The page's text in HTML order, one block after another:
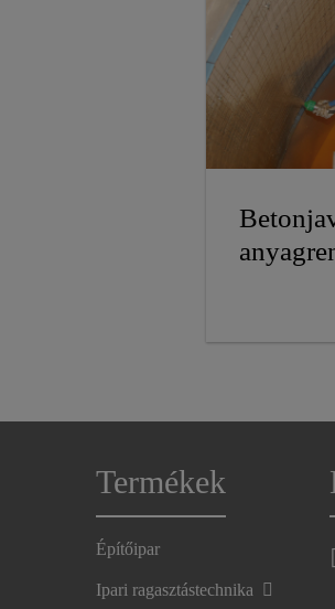
Termékek
Építőipar
Ipari ragasztástechnika